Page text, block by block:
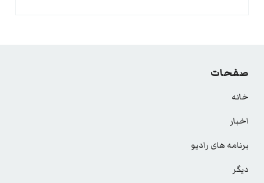
صفحات
خانه
اخبار
برنامه های رادیو
دیگر